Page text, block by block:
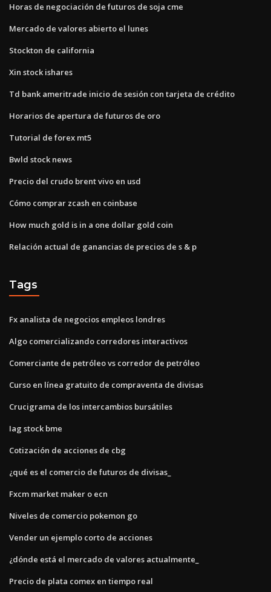
Horas de negociación de futuros de soja cme
Mercado de valores abierto el lunes
Stockton de california
Xin stock ishares
Td bank ameritrade inicio de sesión con tarjeta de crédito
Horarios de apertura de futuros de oro
Tutorial de forex mt5
Bwld stock news
Precio del crudo brent vivo en usd
Cómo comprar zcash en coinbase
How much gold is in a one dollar gold coin
Relación actual de ganancias de precios de s & p
Tags
Fx analista de negocios empleos londres
Algo comercializando corredores interactivos
Comerciante de petróleo vs corredor de petróleo
Curso en línea gratuito de compraventa de divisas
Crucigrama de los intercambios bursátiles
Iag stock bme
Cotización de acciones de cbg
¿qué es el comercio de futuros de divisas_
Fxcm market maker o ecn
Niveles de comercio pokemon go
Vender un ejemplo corto de acciones
¿dónde está el mercado de valores actualmente_
Precio de plata comex en tiempo real